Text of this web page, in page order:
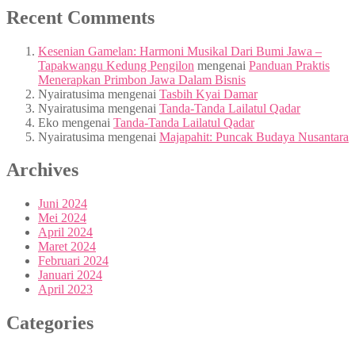
Recent Comments
Kesenian Gamelan: Harmoni Musikal Dari Bumi Jawa –
Tapakwangu Kedung Pengilon mengenai Panduan Praktis
Menerapkan Primbon Jawa Dalam Bisnis
Nyairatusima mengenai Tasbih Kyai Damar
Nyairatusima mengenai Tanda-Tanda Lailatul Qadar
Eko mengenai Tanda-Tanda Lailatul Qadar
Nyairatusima mengenai Majapahit: Puncak Budaya Nusantara
Archives
Juni 2024
Mei 2024
April 2024
Maret 2024
Februari 2024
Januari 2024
April 2023
Categories